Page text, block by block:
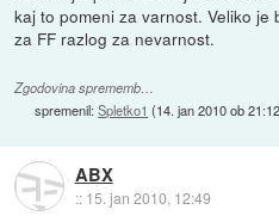
kaj to pomeni za varnost. Veliko
za FF razlog za nevarnost.
Zgodovina sprememb…
spremenil:Spletko1 (14. jan 2010 ob
ABX
:: 15. jan 2010, 12:49